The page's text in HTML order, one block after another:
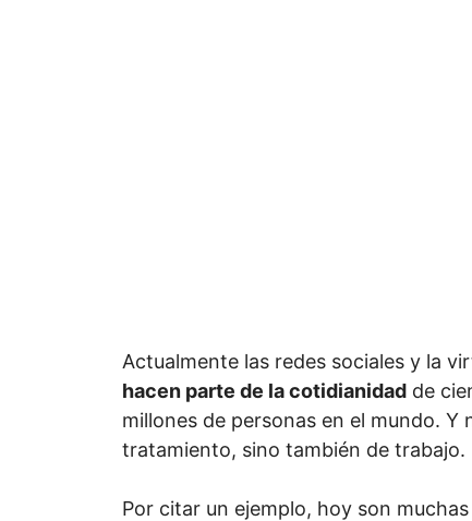
Actualmente las redes sociales y la
hacen parte de la cotidianidad de
millones de personas en el mundo. Y
tratamiento, sino también de trabajo.
Por citar un ejemplo, hoy son